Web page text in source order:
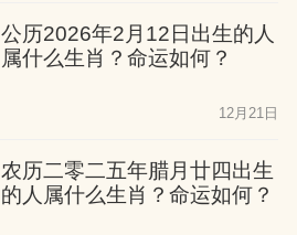
公历2026年2月12日出生的人
属什么生肖？命运如何？
12月21日
农历二零二五年腊月廿四出生
的人属什么生肖？命运如何？